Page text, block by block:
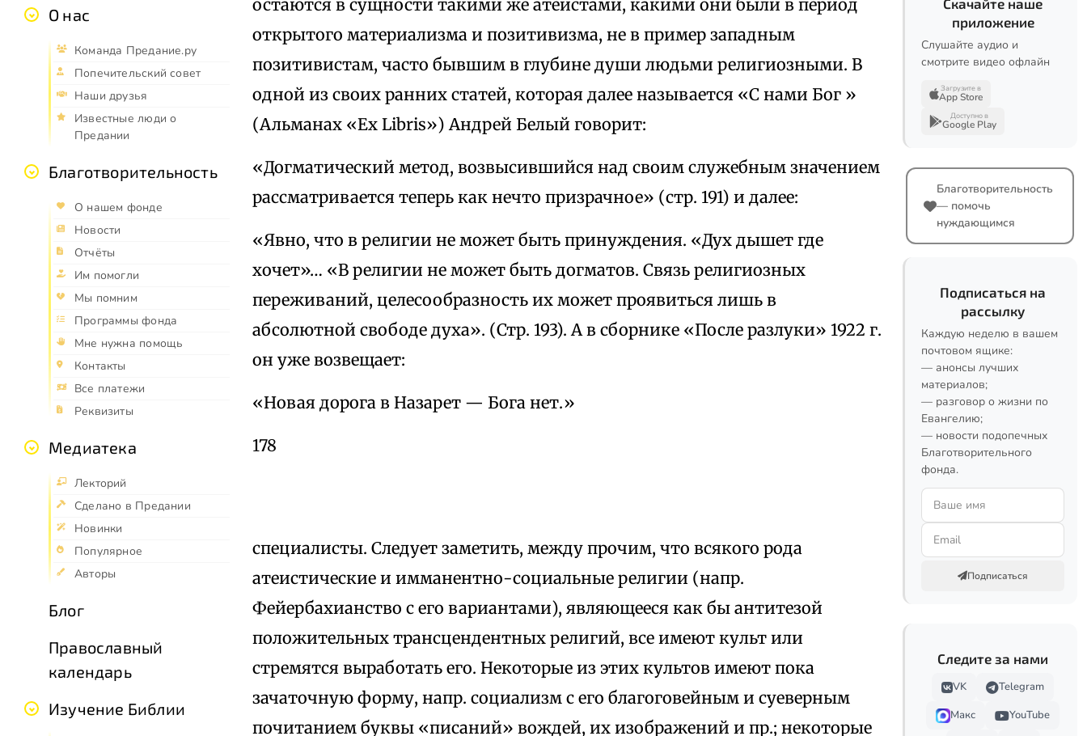
О нас
Команда Предание.ру
Попечительский совет
Наши друзья
Известные люди о
Предании
Благотворительность
О нашем фонде
Новости
Отчёты
Им помогли
Мы помним
Программы фонда
Мне нужна помощь
Контакты
Все платежи
Реквизиты
Медиатека
Лекторий
Сделано в Предании
Новинки
Популярное
Авторы
Блог
Православный
календарь
Изучение Библии
остаются в сущности такими же атеистами, какими они были в период
открытого материализма и позитивизма, не в пример западным
позитивистам, часто бывшим в глубине души людьми религиозными. В
одной из своих ранних статей, которая далее называется «С нами Бог »
(Альманах «Ех Libris») Андрей Белый говорит:
«Догматический метод, возвысившийся над своим служебным значением
рассматривается теперь как нечто призрачное» (стр. 191) и далее:
«Явно, что в религии не может быть принуждения. «Дух дышет где
хочет»… «В религии не может быть догматов. Связь религиозных
переживаний, целесообразность их может проявиться лишь в
абсолютной свободе духа». (Стр. 193). А в сборнике «После разлуки» 1922 г.
он уже возвещает:
«Новая дорога в Назарет — Бога нет.»
178
специалисты. Следует заметить, между прочим, что всякого рода
атеистические и имманентно-социальные религии (напр.
Фейербахианство с его вариантами), являющееся как бы антитезой
положительных трансцендентных религий, все имеют культ или
стремятся выработать его. Некоторые из этих культов имеют пока
зачаточную форму, напр. социализм с его благоговейным и суеверным
почитанием буквы «писаний» вождей, их изображений и пр.; некоторые
Скачайте наше
приложение
Слушайте аудио и
смотрите видео офлайн
Загрузите в
App Store
Доступно в
Google Play
Благотворительность
— помочь
нуждающимся
Подписаться на
рассылку
Каждую неделю в вашем
почтовом ящике:
— анонсы лучших
материалов;
— разговор о жизни по
Евангелию;
— новости подопечных
Благотворительного
фонда.
Подписаться
Следите за нами
VK
Telegram
Макс
YouTube